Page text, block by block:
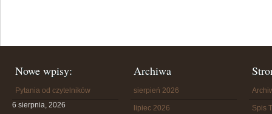
Nowe wpisy:
Pytania od czytelników
6 sierpnia, 2026
Archiwa
sierpień 2026
lipiec 2026 Spis